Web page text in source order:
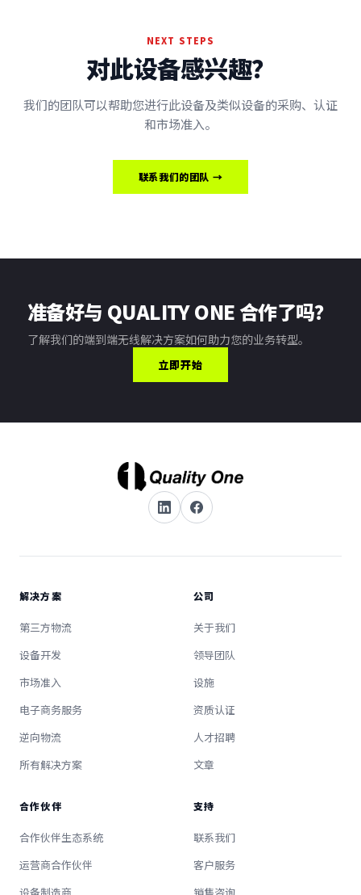
NEXT STEPS
对此设备感兴趣？
我们的团队可以帮助您进行此设备及类似设备的采购、认证
和市场准入。
联系我们的团队 →
准备好与 QUALITY ONE 合作了吗？
了解我们的端到端无线解决方案如何助力您的业务转型。
立即开始
解决方案
第三方物流
设备开发
市场准入
电子商务服务
逆向物流
所有解决方案
公司
关于我们
领导团队
设施
资质认证
人才招聘
文章
合作伙伴
合作伙伴生态系统
运营商合作伙伴
支持
联系我们
客户服务